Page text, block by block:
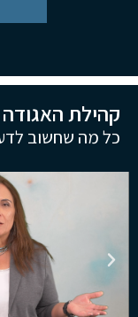
קהילת
כל מה שחשוב